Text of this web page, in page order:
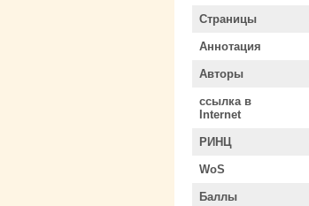
Страницы
Аннотация
Авторы
ссылка в
Internet
РИНЦ
WoS
Баллы